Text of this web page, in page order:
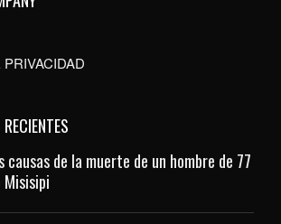
causas de la muerte de un hombre de 77
Misisipi